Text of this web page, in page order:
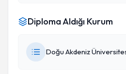
Diploma Aldığı Kurum
Doğu Akdeniz